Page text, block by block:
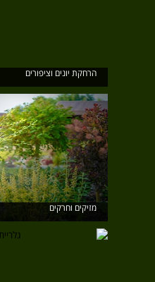
הרחקת יונים וציפורים
מזיקים וחרקים